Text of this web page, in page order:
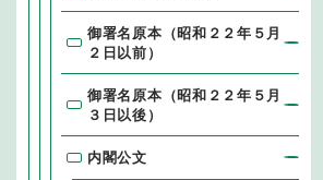
御署名原本（昭和２２年５月
２日以前）
御署名原本（昭和２２年５月
３日以後）
内閣公文